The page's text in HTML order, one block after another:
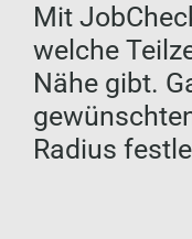
Mit
welche
Nähe gibt.
Radius